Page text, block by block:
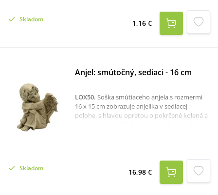
Skladom 1,16 €
Anjel: smútočný, sediaci - 16 cm
LOX50. Soška smútiaceho anjela s rozmermi
16 x 15 cm zobrazuje anjelika v sediacej
polohe, s hlavou opretou o pokrčené kolená a
polyresínu a je ideálnym dekoratívnym
doplnkom na cintorín, pamätné miesto alebo
ako symbol spomienky v domácom prostredí.
Skladom 16,98 €